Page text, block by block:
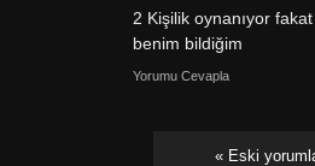
2 Kişilik oynanıyor
benim bildiğim
Yorumu Cevapla
« Eski